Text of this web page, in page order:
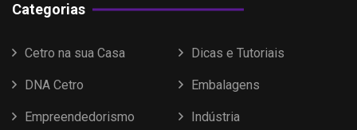
Categorias
Cetro na sua Casa Dicas e Tutoriais
DNA Cetro Embalagens
Empreendedorismo Indústria